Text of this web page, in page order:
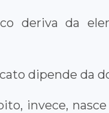
deriva da
dipende da
invece,